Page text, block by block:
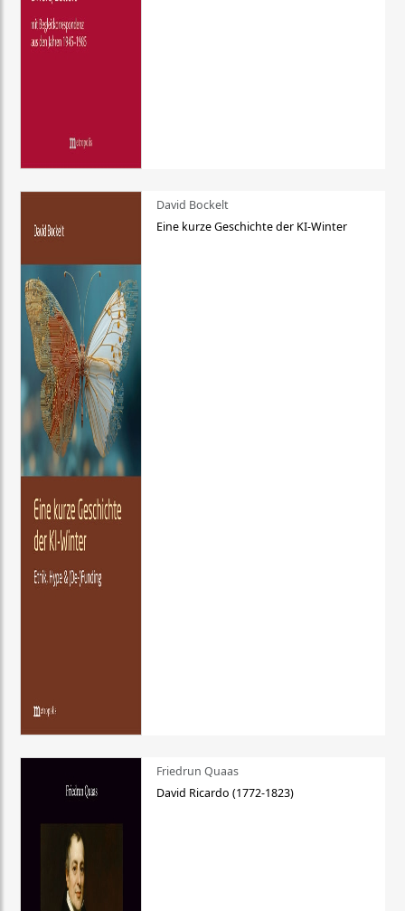
David Bockelt
Eine kurze Geschichte der KI-Winter
Friedrun Quaas
David Ricardo (1772-1823)